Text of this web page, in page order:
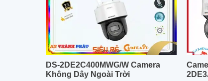
DS-2DE2C400MWG/W Camera
Không Dây Ngoài Trời